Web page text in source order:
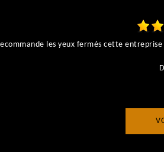
les yeux fermés cette